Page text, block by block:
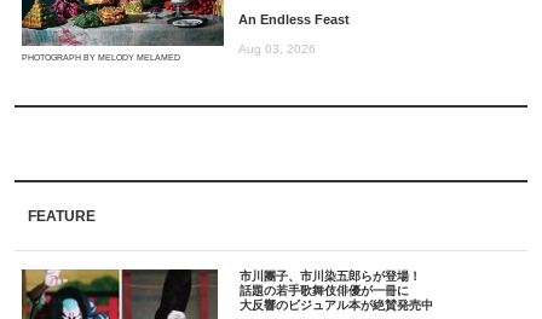
PHOTOGRAPH BY MELODY MELAMED
An Endless Feast
Aug 03, 2026
FEATURE
市川團子、市川染五郎らが登場！
話題の若手歌舞伎俳優が一冊に
大反響のビジュアル本が絶賛発売中